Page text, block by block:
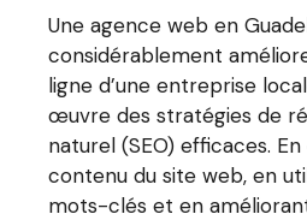
Une agence web en
considérablement
ligne d’une entreprise
œuvre des stratégies de
naturel (SEO) efficaces.
contenu du site web, en
mots-clés et en